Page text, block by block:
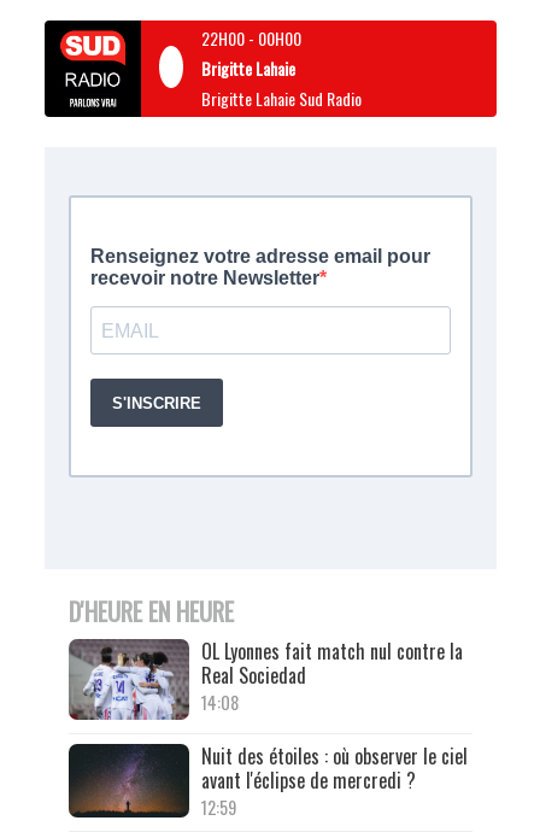
22H00- 00H00
Brigitte Lahaie
Brigitte Lahaie Sud Radio
D'HEURE EN HEURE
OL Lyonnes fait match nul contre la
Real Sociedad
14:08
Nuit des étoiles : où observer le ciel
avant l'éclipse de mercredi ?
12:59